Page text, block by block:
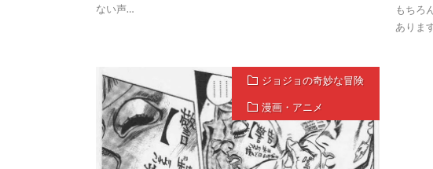
ない声…
もちろ
ありま
ジョジョの奇妙な冒険
漫画・アニメ